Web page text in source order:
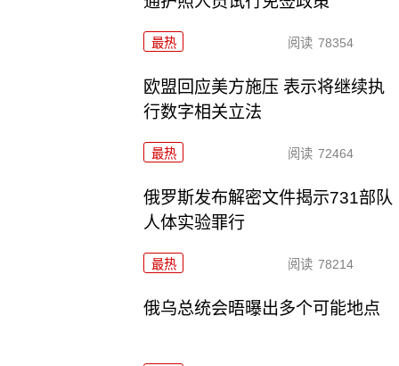
最热 阅读 78354
欧盟回应美方施压 表示将继续执
行数字相关立法
最热 阅读 72464
俄罗斯发布解密文件揭示731部队
人体实验罪行
最热 阅读 78214
俄乌总统会晤曝出多个可能地点